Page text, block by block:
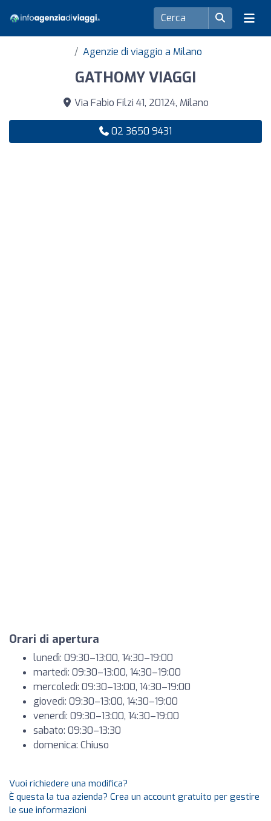
Agenzie di viaggio a Milano
GATHOMY VIAGGI
Via Fabio Filzi 41, 20124, Milano
02 3650 9431
Orari di apertura
lunedì: 09:30–13:00, 14:30–19:00
martedì: 09:30–13:00, 14:30–19:00
mercoledì: 09:30–13:00, 14:30–19:00
giovedì: 09:30–13:00, 14:30–19:00
venerdì: 09:30–13:00, 14:30–19:00
sabato: 09:30–13:30
domenica: Chiuso
Vuoi richiedere una modifica?
È questa la tua azienda? Crea un account gratuito per gestire
le sue informazioni